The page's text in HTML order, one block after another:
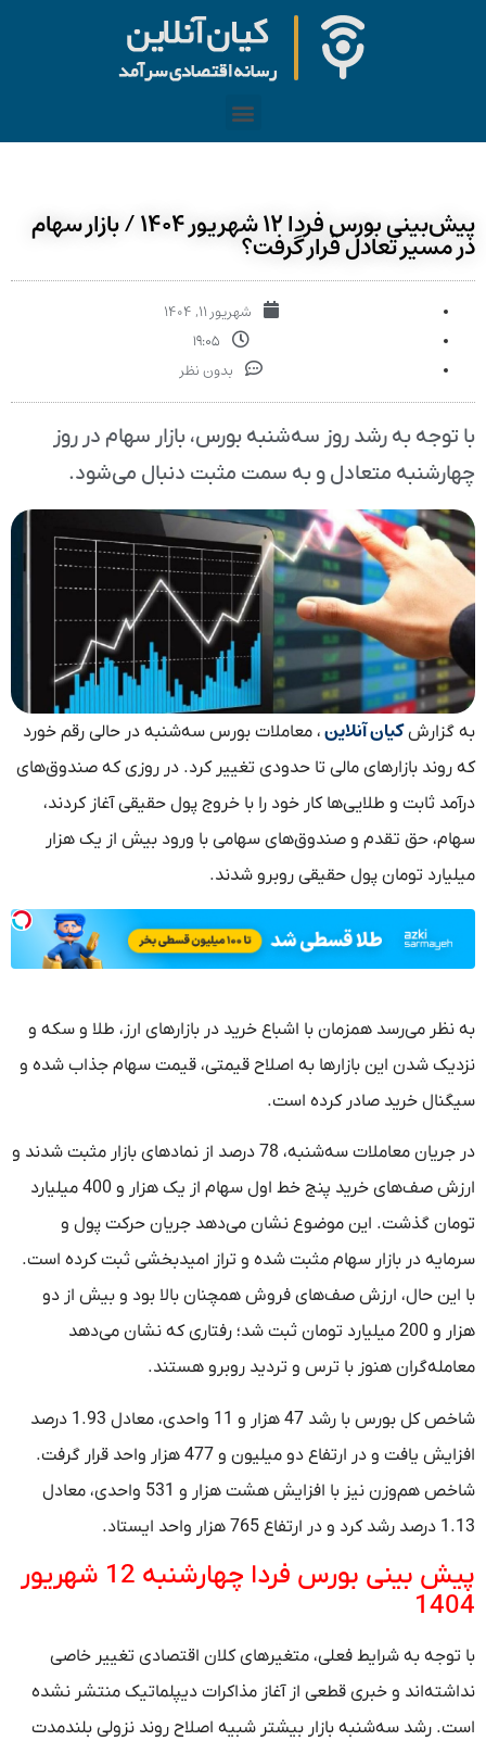
پیش‌‌بینی بورس فردا ۱۲ شهریور ۱۴۰۴ / بازار سهام
در مسیر تعادل قرار گرفت؟
شهریور ۱۱, ۱۴۰۴
۱۹:۰۵
بدون نظر
با توجه به رشد روز سه‌شنبه بورس، بازار سهام در روز
چهارشنبه متعادل و به سمت مثبت دنبال می‌شود.
به گزارشکیان آنلاین ، معاملات بورس سه‌شنبه در حالی رقم خورد
که روند بازارهای مالی تا حدودی تغییر کرد. در روزی که صندوق‌های
درآمد ثابت و طلایی‌ها کار خود را با خروج پول حقیقی آغاز کردند،
سهام، حق تقدم و صندوق‌های سهامی با ورود بیش از یک هزار
میلیارد تومان پول حقیقی روبرو شدند.
به نظر می‌رسد همزمان با اشباع خرید در بازارهای ارز، طلا و سکه و
نزدیک شدن این بازارها به اصلاح قیمتی، قیمت سهام جذاب شده و
سیگنال خرید صادر کرده است.
در جریان معاملات سه‌شنبه، 78 درصد از نمادهای بازار مثبت شدند و
ارزش صف‌های خرید پنج خط اول سهام از یک هزار و 400 میلیارد
تومان گذشت. این موضوع نشان می‌دهد جریان حرکت پول و
سرمایه در بازار سهام مثبت شده و تراز امیدبخشی ثبت کرده است.
با این حال، ارزش صف‌های فروش همچنان بالا بود و بیش از دو
هزار و 200 میلیارد تومان ثبت شد؛ رفتاری که نشان می‌دهد
معامله‌گران هنوز با ترس و تردید روبرو هستند.
شاخص کل بورس با رشد 47 هزار و 11 واحدی، معادل 1.93 درصد
افزایش یافت و در ارتفاع دو میلیون و 477 هزار واحد قرار گرفت.
شاخص هم‌وزن نیز با افزایش هشت هزار و 531 واحدی، معادل
1.13 درصد رشد کرد و در ارتفاع 765 هزار واحد ایستاد.
پیش ‌بینی بورس فردا چهارشنبه 12 شهریور
1404
با توجه به شرایط فعلی، متغیرهای کلان اقتصادی تغییر خاصی
نداشته‌اند و خبری قطعی از آغاز مذاکرات دیپلماتیک منتشر نشده
است. رشد سه‌شنبه بازار بیشتر شبیه اصلاح روند نزولی بلندمدت